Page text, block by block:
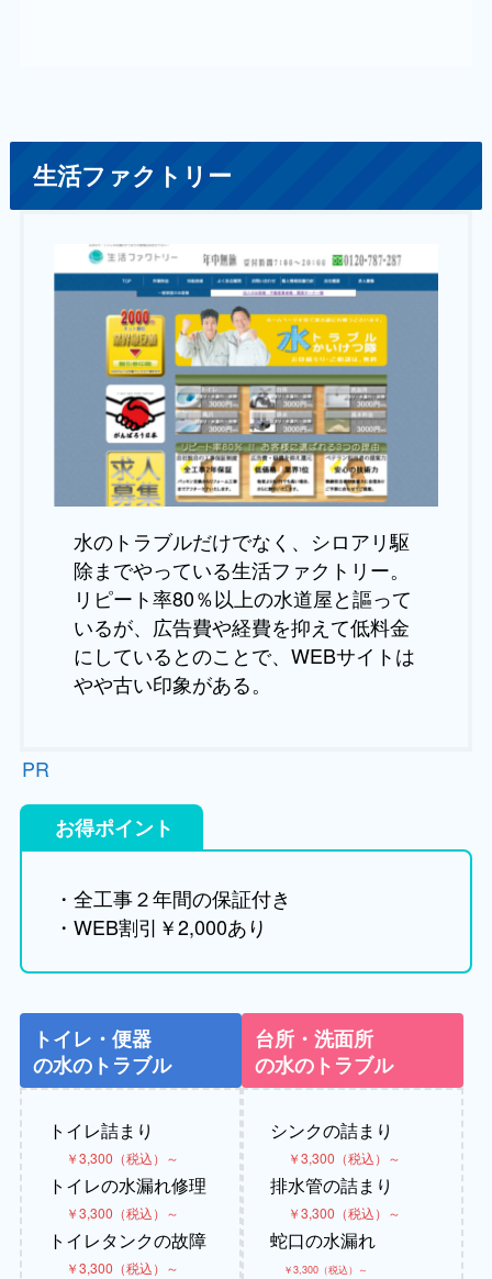
生活ファクトリー
水のトラブルだけでなく、シロアリ駆
除までやっている生活ファクトリー。
リピート率80％以上の水道屋と謳って
いるが、広告費や経費を抑えて低料金
にしているとのことで、WEBサイトは
やや古い印象がある。
PR
お得ポイント
・全工事２年間の保証付き
・WEB割引￥2,000あり
トイレ・便器
の水のトラブル
トイレ詰まり
￥3,300（税込）～
トイレの水漏れ修理
￥3,300（税込）～
トイレタンクの故障
￥3,300（税込）～
台所・洗面所
の水のトラブル
シンクの詰まり
￥3,300（税込）～
排水管の詰まり
￥3,300（税込）～
蛇口の水漏れ
￥3,300（税込）～